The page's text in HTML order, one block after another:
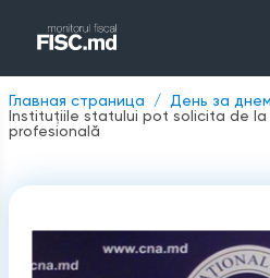
Главная страница День за днем
Instituţiile statului pot solicita de
profesională